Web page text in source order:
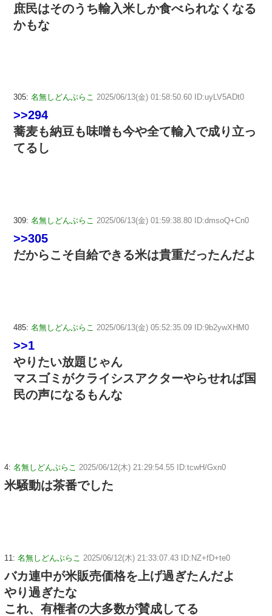
庶民はそのうち輸入米しか食べられなくなる
かもな
305: 名無しどんぶらこ 2025/06/13(金) 01:58:50.60 ID:uyLV5ADt0
>>294
蕎麦も納豆も味噌も今や全て輸入で成り立っ
てるし
309: 名無しどんぶらこ 2025/06/13(金) 01:59:38.80 ID:dmsoQ+Cn0
>>305
だからこそ自給できる米は貴重だったんだよ
485: 名無しどんぶらこ 2025/06/13(金) 05:52:35.09 ID:9b2ywXHM0
>>1
やりたい放題じゃん
マスゴミがクライシスアクターやらせれば国
民の声になるもんな
4: 名無しどんぶらこ 2025/06/12(木) 21:29:54.55 ID:tcwH/Gxn0
米騒動は茶番でした
11: 名無しどんぶらこ 2025/06/12(木) 21:33:07.43 ID:NZ+fD+te0
バカ連中が米販売価格を上げ過ぎたんだよ
やり過ぎたな
これ、有権者の大多数が賛成してる